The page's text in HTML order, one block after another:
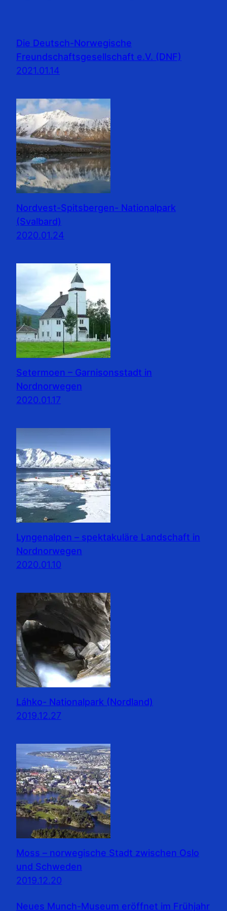
Die Deutsch-Norwegische
Freundschaftsgesellschaft e.V. (DNF)
2021.01.14
Nordvest-Spitsbergen- Nationalpark
(Svalbard)
2020.01.24
Setermoen – Garnisonsstadt in
Nordnorwegen
2020.01.17
Lyngenalpen – spektakuläre Landschaft in
Nordnorwegen
2020.01.10
Láhko- Nationalpark (Nordland)
2019.12.27
Moss – norwegische Stadt zwischen Oslo
und Schweden
2019.12.20
Neues Munch-Museum eröffnet im Frühjahr